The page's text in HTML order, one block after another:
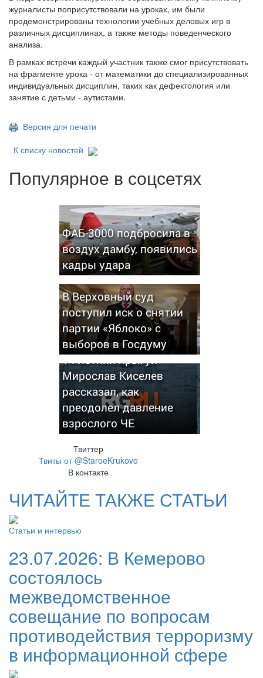
журналисты поприсутствовали на уроках, им были
продемонстрированы технологии учебных деловых игр в
различных дисциплинах, а также методы поведенческого
анализа.
В рамках встречи каждый участник также смог присутствовать
на фрагменте урока - от математики до специализированных
индивидуальных дисциплин, таких как дефектология или
занятие с детьми - аутистами.
Версия для печати
К списку новостей
Популярное в соцсетях
ФАБ-3000 подбросила в
воздух дамбу, появились
кадры удара
В Верховный суд
поступил иск о снятии
партии «Яблоко» с
выборов в Госдуму
14-летний прыгун
Мирослав Киселев
рассказал, как
преодолел давление
взрослого ЧЕ
Твиттер
Твиты от @StaroeKrukovo
В контакте
ЧИТАЙТЕ ТАКЖЕ СТАТЬИ
Статьи и интервью
23.07.2026: В Кемерово
состоялось
межведомственное
совещание по вопросам
противодействия терроризму
в информационной сфере